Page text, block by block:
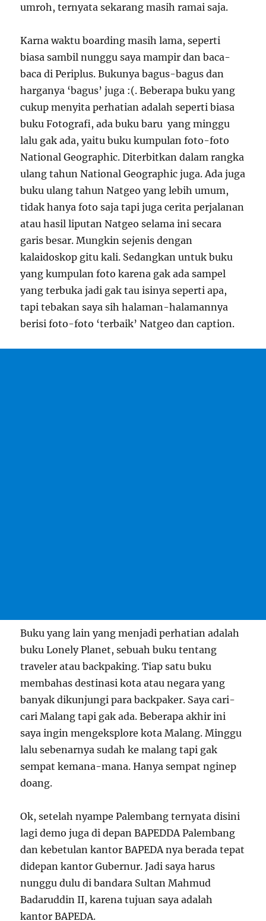
umroh, ternyata sekarang masih ramai saja.
Karna waktu boarding masih lama, seperti
biasa sambil nunggu saya mampir dan baca-
baca di Periplus. Bukunya bagus-bagus dan
harganya ‘bagus’ juga :(. Beberapa buku yang
cukup menyita perhatian adalah seperti biasa
buku Fotografi, ada buku baru yang minggu
lalu gak ada, yaitu buku kumpulan foto-foto
National Geographic. Diterbitkan dalam rangka
ulang tahun National Geographic juga. Ada juga
buku ulang tahun Natgeo yang lebih umum,
tidak hanya foto saja tapi juga cerita perjalanan
atau hasil liputan Natgeo selama ini secara
garis besar. Mungkin sejenis dengan
kalaidoskop gitu kali. Sedangkan untuk buku
yang kumpulan foto karena gak ada sampel
yang terbuka jadi gak tau isinya seperti apa,
tapi tebakan saya sih halaman-halamannya
berisi foto-foto ‘terbaik’ Natgeo dan caption.
Buku yang lain yang menjadi perhatian adalah
buku Lonely Planet, sebuah buku tentang
traveler atau backpaking. Tiap satu buku
membahas destinasi kota atau negara yang
banyak dikunjungi para backpaker. Saya cari-
cari Malang tapi gak ada. Beberapa akhir ini
saya ingin mengeksplore kota Malang. Minggu
lalu sebenarnya sudah ke malang tapi gak
sempat kemana-mana. Hanya sempat nginep
doang.
Ok, setelah nyampe Palembang ternyata disini
lagi demo juga di depan BAPEDDA Palembang
dan kebetulan kantor BAPEDA nya berada tepat
didepan kantor Gubernur. Jadi saya harus
nunggu dulu di bandara Sultan Mahmud
Badaruddin II, karena tujuan saya adalah
kantor BAPEDA.